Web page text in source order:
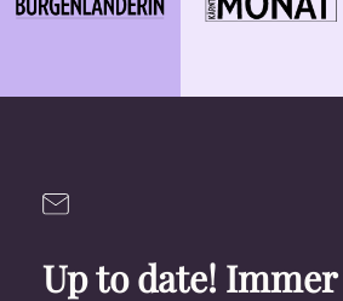
Up to date!